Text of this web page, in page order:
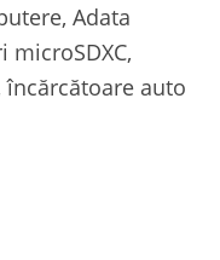
Adata
microSDXC,
auto